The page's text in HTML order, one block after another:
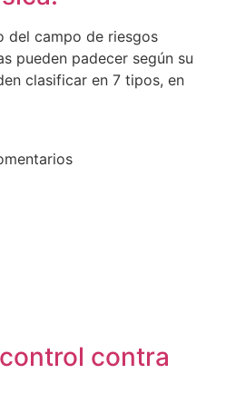
del campo de riesgos
pueden padecer según su
clasificar en 7 tipos, en
contra